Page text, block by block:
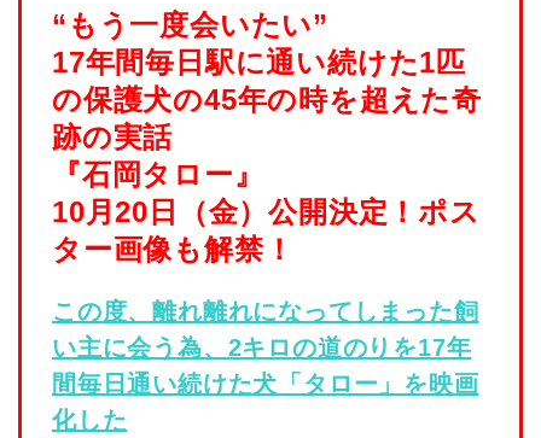
“もう一度会いたい”
17年間毎日駅に通い続けた1匹
の保護犬の45年の時を超えた奇
跡の実話
『石岡タロー』
10月20日（金）公開決定！ポス
ター画像も解禁！
この度、離れ離れになってしまった飼
い主に会う為、2キロの道のりを17年
間毎日通い続けた犬「タロー」を映画
化した